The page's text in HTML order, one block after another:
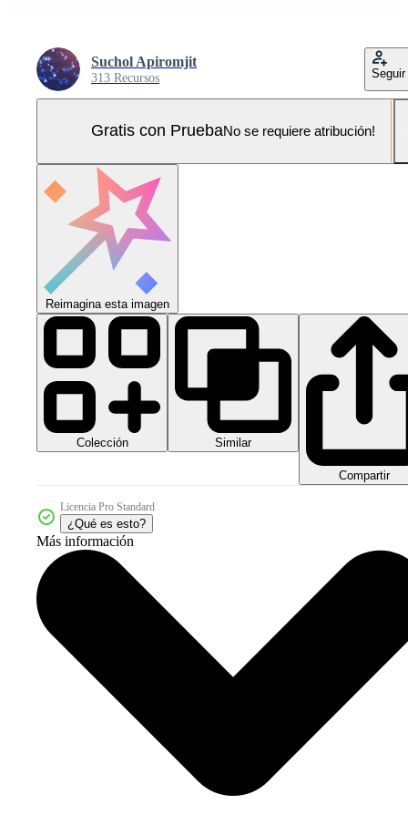
Suchol Apiromjit
313 Recursos Seguir
Gratis con PruebaNo se requiere atribución!
Reimagina esta imagen
Colección Similar
Compartir
Licencia Pro Standard
¿Qué es esto?
Más información